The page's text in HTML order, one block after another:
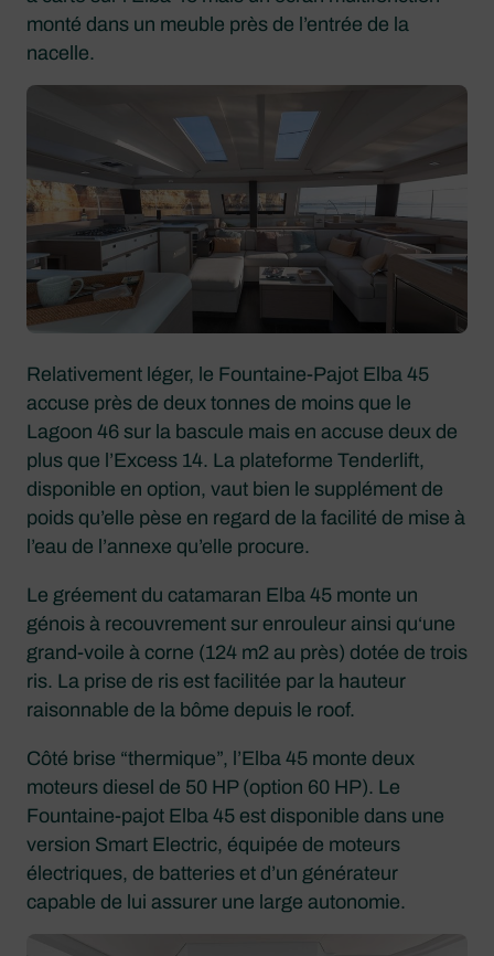
monté dans un meuble près de l’entrée de la
nacelle.
Relativement léger, le Fountaine-Pajot Elba 45
accuse près de deux tonnes de moins que le
Lagoon 46 sur la bascule mais en accuse deux de
plus que l’Excess 14. La plateforme Tenderlift,
disponible en option, vaut bien le supplément de
poids qu’elle pèse en regard de la facilité de mise à
l’eau de l’annexe qu’elle procure.
Le gréement du catamaran Elba 45 monte un
génois à recouvrement sur enrouleur ainsi qu‘une
grand-voile à corne (124 m2 au près) dotée de trois
ris. La prise de ris est facilitée par la hauteur
raisonnable de la bôme depuis le roof.
Côté brise “thermique”, l’Elba 45 monte deux
moteurs diesel de 50 HP (option 60 HP). Le
Fountaine-pajot Elba 45 est disponible dans une
version Smart Electric, équipée de moteurs
électriques, de batteries et d’un générateur
capable de lui assurer une large autonomie.